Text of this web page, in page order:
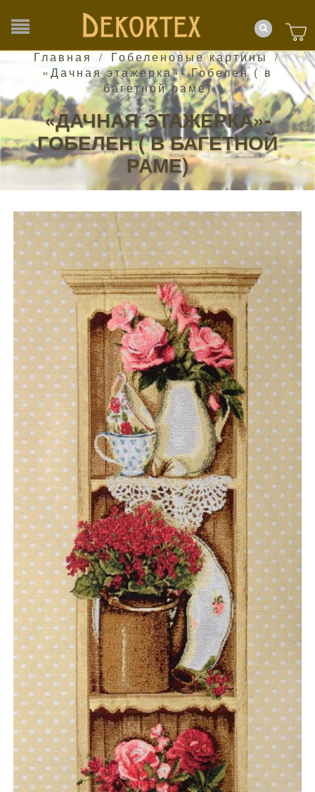
Главная / Гобеленовые картины /
«Дачная этажерка»- Гобелен ( в
багетной раме)
«ДАЧНАЯ ЭТАЖЕРКА»-
ГОБЕЛЕН ( В БАГЕТНОЙ
РАМЕ)